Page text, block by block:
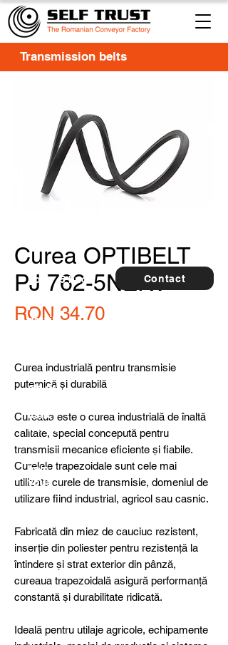
Curea OPTIBELT
PJ 762-5NERV
RON 34.70Price
Curea industrială pentru transmisie
puternică și durabilă
Cureaua este o curea industrială de înaltă
calitate, special concepută pentru
transmisii mecanice eficiente și fiabile.
Curelele trapezoidale sunt cele mai
utilizate curele de transmisie, domeniul de
utilizare fiind industrial, agricol sau casnic.
Fabricată din miez de cauciuc rezistent,
inserție din poliester pentru rezistență la
întindere și strat exterior din pânză,
cureaua trapezoidală asigură performanță
constantă și durabilitate ridicată.
Ideală pentru utilaje agricole, echipamente
Transmission belts
Contact
For
furthe
r
detail
produ
cts or
ltancy
we are
here
to
help
you!
5 buc.